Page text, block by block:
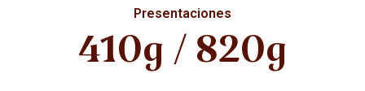
Presentaciones
410g / 820g